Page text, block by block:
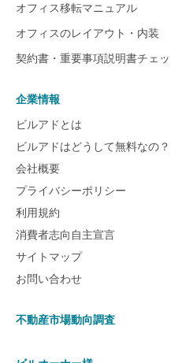
オフィス移転マニュアル
オフィスのレイアウト・内装
契約書・重要事項説明書チェッ
企業情報
ビルアドとは
ビルアドはどうして無料なの？
会社概要
プライバシーポリシー
利用規約
消費者志向自主宣言
サイトマップ
お問い合わせ
不動産市場動向調査